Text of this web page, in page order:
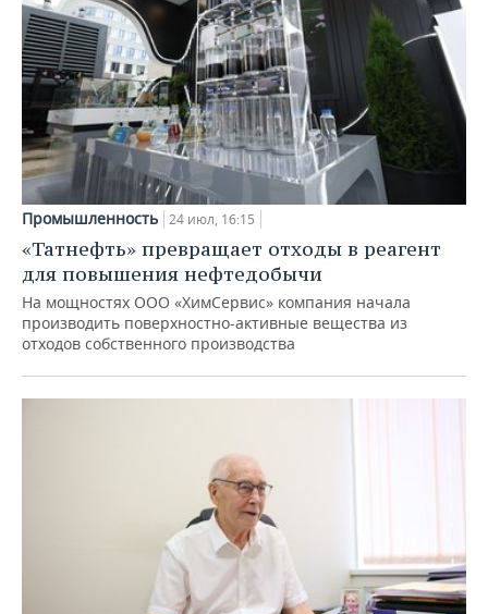
Промышленность 24 июл, 16:15
«Татнефть» превращает отходы в реагент
для повышения нефтедобычи
На мощностях ООО «ХимСервис» компания начала
производить поверхностно-активные вещества из
отходов собственного производства